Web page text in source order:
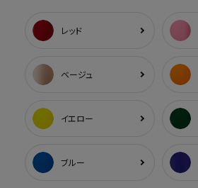
レッド
ベージュ
イエロー
ブルー